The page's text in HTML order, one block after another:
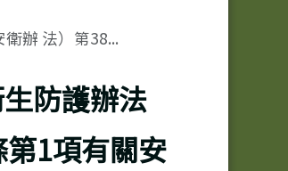
辦 法）第38...
防護辦法
第1項有關安